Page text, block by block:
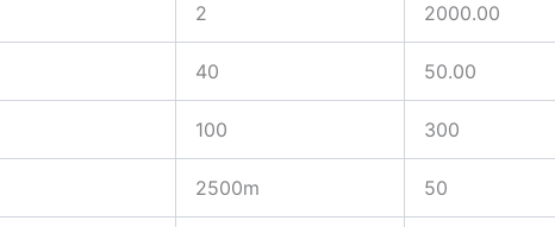
2 2000.00
40 50.00
100 300
2500m 50